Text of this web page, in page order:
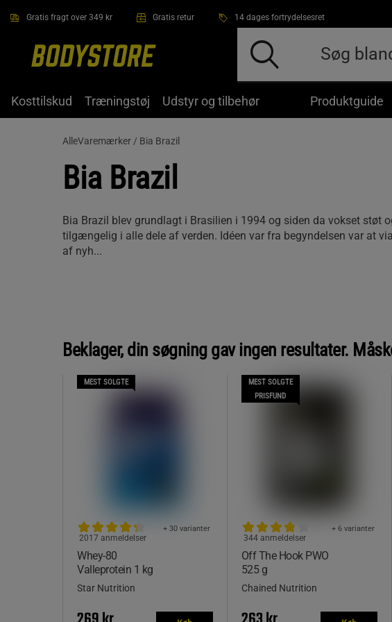
Gratis fragt over 349 kr Gratis retur 14 dages fortrydelsesret
Kosttilskud Træningstøj Udstyr og tilbehør Produktguide
AlleVaremærker / Bia Brazil
Bia Brazil
Bia Brazil blev grundlagt i Brasilien i 1994 og siden da vokset støt
tilgængelig i alle dele af verden. Idéen var fra begyndelsen var at
af nyh...
Beklager, din søgning gav ingen resultater.
MEST SOLGTE
Whey-80
Valleprotein 1 kg
+ 30 varianter
2017 anmeldelser
Star Nutrition
MEST SOLGTE
PRISFUND
Off The Hook PWO
525 g
+ 6 varianter
344 anmeldelser
Chained Nutrition